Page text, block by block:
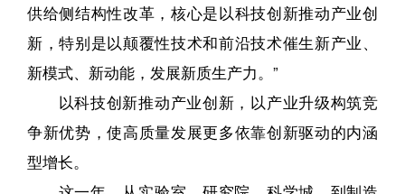
供给侧结构性改革，核心是以科技创新推动产业创
新，特别是以颠覆性技术和前沿技术催生新产业、
新模式、新动能，发展新质生产力。”
以科技创新推动产业创新，以产业升级构筑竞
争新优势，使高质量发展更多依靠创新驱动的内涵
型增长。